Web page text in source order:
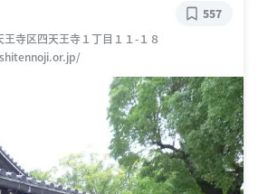
寺区四天王寺１丁目１１-１８
557